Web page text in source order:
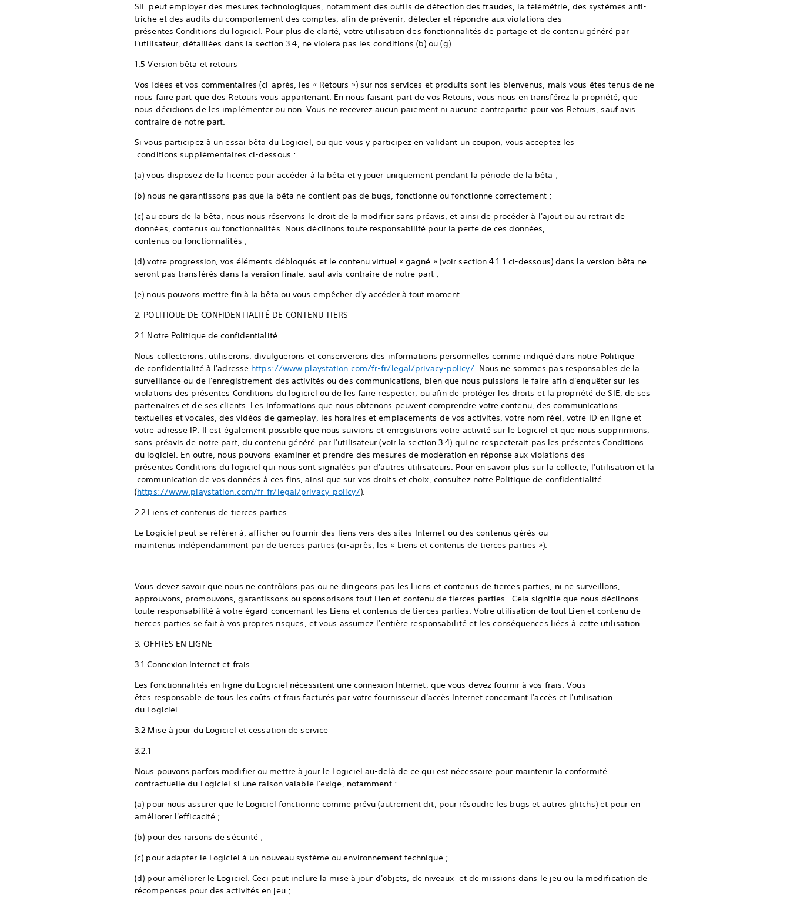
SIE peut employer des mesures technologiques, notamment des outils de détection des fraudes, la télémétrie, des systèmes anti-
triche et des audits du comportement des comptes, afin de prévenir, détecter et répondre aux violations des
présentes Conditions du logiciel. Pour plus de clarté, votre utilisation des fonctionnalités de partage et de contenu généré par
l'utilisateur, détaillées dans la section 3.4, ne violera pas les conditions (b) ou (g).
1.5 Version bêta et retours
Vos idées et vos commentaires (ci-après, les « Retours ») sur nos services et produits sont les bienvenus, mais vous êtes tenus de ne
nous faire part que des Retours vous appartenant. En nous faisant part de vos Retours, vous nous en transférez la propriété, que
nous décidions de les implémenter ou non. Vous ne recevrez aucun paiement ni aucune contrepartie pour vos Retours, sauf avis
contraire de notre part.
Si vous participez à un essai bêta du Logiciel, ou que vous y participez en validant un coupon, vous acceptez les
conditions supplémentaires ci-dessous :
(a) vous disposez de la licence pour accéder à la bêta et y jouer uniquement pendant la période de la bêta ;
(b) nous ne garantissons pas que la bêta ne contient pas de bugs, fonctionne ou fonctionne correctement ;
(c) au cours de la bêta, nous nous réservons le droit de la modifier sans préavis, et ainsi de procéder à l'ajout ou au retrait de
données, contenus ou fonctionnalités. Nous déclinons toute responsabilité pour la perte de ces données,
contenus ou fonctionnalités ;
(d) votre progression, vos éléments débloqués et le contenu virtuel « gagné » (voir section 4.1.1 ci-dessous) dans la version bêta ne
seront pas transférés dans la version finale, sauf avis contraire de notre part ;
(e) nous pouvons mettre fin à la bêta ou vous empêcher d'y accéder à tout moment.
2. POLITIQUE DE CONFIDENTIALITÉ DE CONTENU TIERS
2.1 Notre Politique de confidentialité
Nous collecterons, utiliserons, divulguerons et conserverons des informations personnelles comme indiqué dans notre Politique
de confidentialité à l'adresse https://www.playstation.com/fr-fr/legal/privacy-policy/. Nous ne sommes pas responsables de la
surveillance ou de l'enregistrement des activités ou des communications, bien que nous puissions le faire afin d'enquêter sur les
violations des présentes Conditions du logiciel ou de les faire respecter, ou afin de protéger les droits et la propriété de SIE, de ses
partenaires et de ses clients. Les informations que nous obtenons peuvent comprendre votre contenu, des communications
textuelles et vocales, des vidéos de gameplay, les horaires et emplacements de vos activités, votre nom réel, votre ID en ligne et
votre adresse IP. Il est également possible que nous suivions et enregistrions votre activité sur le Logiciel et que nous supprimions,
sans préavis de notre part, du contenu généré par l'utilisateur (voir la section 3.4) qui ne respecterait pas les présentes Conditions
du logiciel. En outre, nous pouvons examiner et prendre des mesures de modération en réponse aux violations des
présentes Conditions du logiciel qui nous sont signalées par d'autres utilisateurs. Pour en savoir plus sur la collecte, l'utilisation et la
communication de vos données à ces fins, ainsi que sur vos droits et choix, consultez notre Politique de confidentialité
(https://www.playstation.com/fr-fr/legal/privacy-policy/).
2.2 Liens et contenus de tierces parties
Le Logiciel peut se référer à, afficher ou fournir des liens vers des sites Internet ou des contenus gérés ou
maintenus indépendamment par de tierces parties (ci-après, les « Liens et contenus de tierces parties »).
Vous devez savoir que nous ne contrôlons pas ou ne dirigeons pas les Liens et contenus de tierces parties, ni ne surveillons,
approuvons, promouvons, garantissons ou sponsorisons tout Lien et contenu de tierces parties. Cela signifie que nous déclinons
toute responsabilité à votre égard concernant les Liens et contenus de tierces parties. Votre utilisation de tout Lien et contenu de
tierces parties se fait à vos propres risques, et vous assumez l'entière responsabilité et les conséquences liées à cette utilisation.
3. OFFRES EN LIGNE
3.1 Connexion Internet et frais
Les fonctionnalités en ligne du Logiciel nécessitent une connexion Internet, que vous devez fournir à vos frais. Vous
êtes responsable de tous les coûts et frais facturés par votre fournisseur d'accès Internet concernant l'accès et l'utilisation
du Logiciel.
3.2 Mise à jour du Logiciel et cessation de service
3.2.1
Nous pouvons parfois modifier ou mettre à jour le Logiciel au-delà de ce qui est nécessaire pour maintenir la conformité
contractuelle du Logiciel si une raison valable l'exige, notamment :
(a) pour nous assurer que le Logiciel fonctionne comme prévu (autrement dit, pour résoudre les bugs et autres glitchs) et pour en
améliorer l'efficacité ;
(b) pour des raisons de sécurité ;
(c) pour adapter le Logiciel à un nouveau système ou environnement technique ;
(d) pour améliorer le Logiciel. Ceci peut inclure la mise à jour d'objets, de niveaux et de missions dans le jeu ou la modification de
récompenses pour des activités en jeu ;